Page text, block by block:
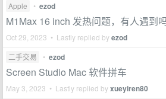
Apple • ezod
M1Max 16 inch 发热问题，有人遇到吗
Oct 29, 2023 • Lastly replied byezod
二手交易 • ezod
Screen Studio Mac 软件拼车
May 3, 2023 • Lastly replied byxueyiren80